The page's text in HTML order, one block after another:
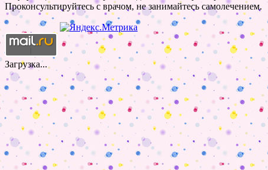
Проконсультируйтесь с врачом, не занимайтесь самолечением.
Загрузка...